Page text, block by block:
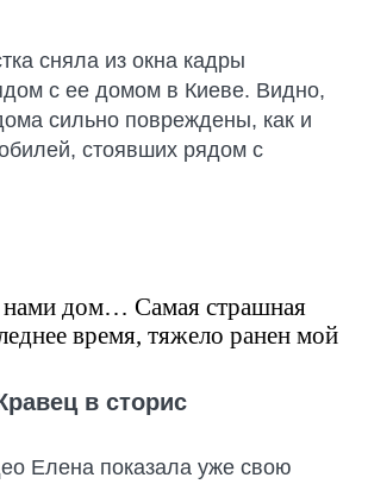
сняла из окна кадры
с ее домом в Киеве. Видно,
сильно повреждены, как и
стоявших рядом с
нами дом… Самая страшная
время, тяжело ранен мой
в сторис
Елена показала уже свою